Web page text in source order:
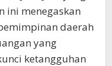
ini menegaskan
daerah
yang
ketangguhan